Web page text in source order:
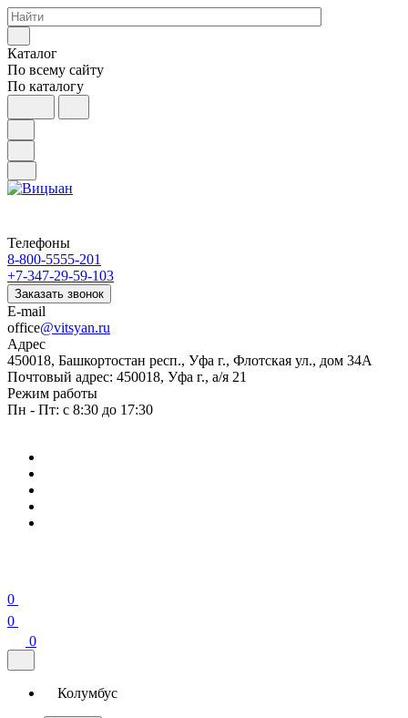
Каталог
По всему сайту
По каталогу
Телефоны
8-800-5555-201
+7-347-29-59-103
Заказать звонок
E-mail
office@vitsyan.ru
Адрес
450018, Башкортостан респ., Уфа г., Флотская ул., дом 34А
Почтовый адрес: 450018, Уфа г., а/я 21
Режим работы
Пн - Пт: с 8:30 до 17:30
0
0
0
Колумбус